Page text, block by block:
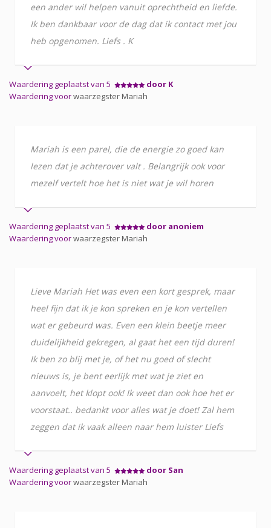
een ander wil helpen vanuit oprechtheid en liefde.
Ik ben dankbaar voor de dag dat ik contact met jou
heb opgenomen. Liefs . K
Waardering geplaatst van 5
door K
Waardering voorwaarzegster Mariah
Mariah is een parel, die de energie zo goed kan
lezen dat je achterover valt . Belangrijk ook voor
mezelf vertelt hoe het is niet wat je wil horen
Waardering geplaatst van 5
door anoniem
Waardering voorwaarzegster Mariah
Lieve Mariah Het was even een kort gesprek, maar
heel fijn dat ik je kon spreken en je kon vertellen
wat er gebeurd was. Even een klein beetje meer
duidelijkheid gekregen, al gaat het een tijd duren!
Ik ben zo blij met je, of het nu goed of slecht
nieuws is, je bent eerlijk met wat je ziet en
aanvoelt, het klopt ook! Ik weet dan ook hoe het er
voorstaat.. bedankt voor alles wat je doet! Zal hem
zeggen dat ik vaak alleen naar hem luister Liefs
Waardering geplaatst van 5
door San
Waardering voorwaarzegster Mariah